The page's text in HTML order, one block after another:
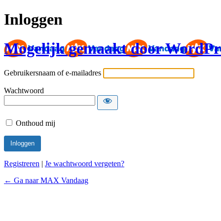
Inloggen
Mogelijk gemaakt door
Gebruikersnaam of e-mailadres
Wachtwoord
Onthoud mij
Registreren | Je wachtwoord vergeten?
← Ga naar MAX Vandaag